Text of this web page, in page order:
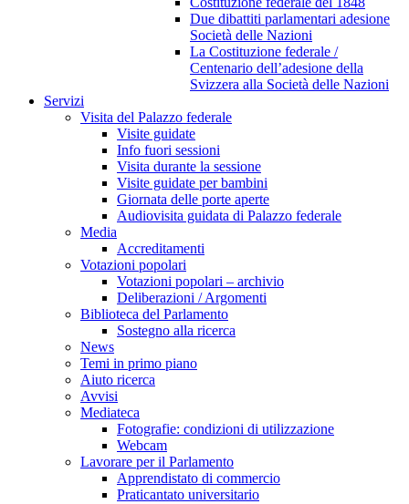
Due dibattiti parlamentari adesione
Società delle Nazioni
La Costituzione federale /
Centenario dell’adesione della
Svizzera alla Società delle Nazioni
Servizi
Visita del Palazzo federale
Visite guidate
Info fuori sessioni
Visita durante la sessione
Visite guidate per bambini
Giornata delle porte aperte
Audiovisita guidata di Palazzo federale
Media
Accreditamenti
Votazioni popolari
Votazioni popolari – archivio
Deliberazioni / Argomenti
Biblioteca del Parlamento
Sostegno alla ricerca
News
Temi in primo piano
Aiuto ricerca
Avvisi
Mediateca
Fotografie: condizioni di utilizzazione
Webcam
Lavorare per il Parlamento
Apprendistato di commercio
Praticantato universitario